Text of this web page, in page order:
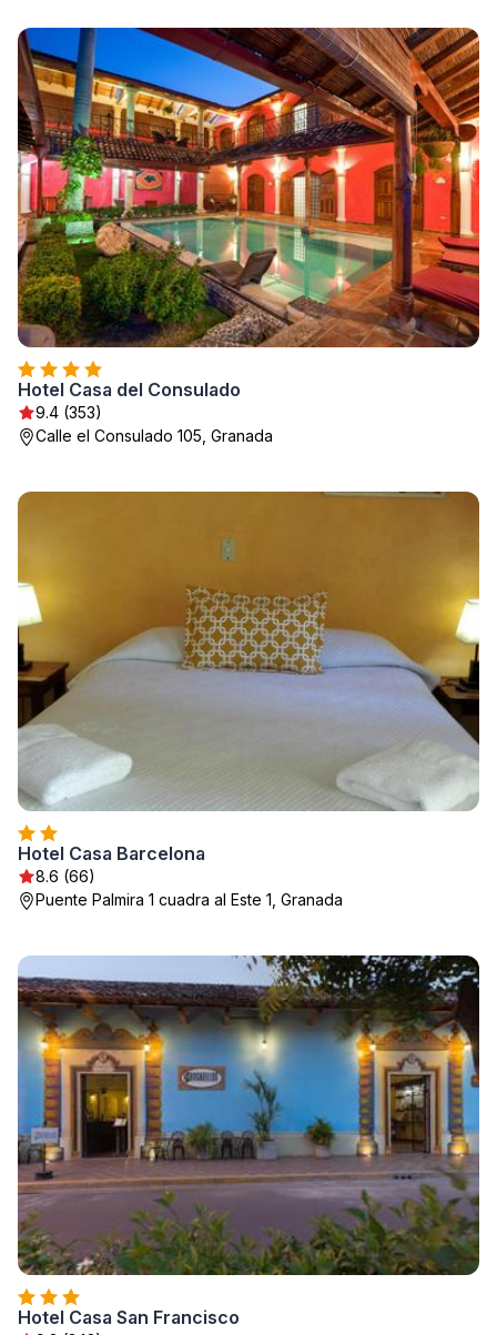
Hotel Casa del Consulado
9.4 (353)
Calle el Consulado 105, Granada
Hotel Casa Barcelona
8.6 (66)
Puente Palmira 1 cuadra al Este 1, Granada
Hotel Casa San Francisco